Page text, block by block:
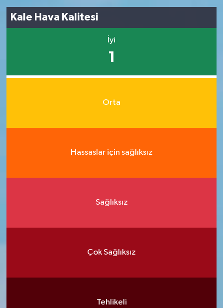
Kale Hava Kalitesi
İyi
1
Orta
Hassaslar için sağlıksız
Sağlıksız
Çok Sağlıksız
Tehlikeli